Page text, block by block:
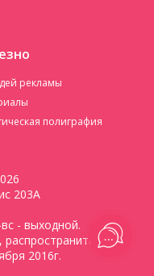
рекламы
полиграфия
203А
- выходной.
распространителя
2016г.